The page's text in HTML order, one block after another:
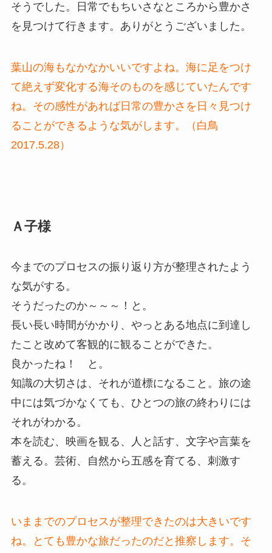
そうでした。日常でもちいさなところから豊かさ
を見つけて行きます。ありがとうございました。
葉山の海もなかなかいいですよね。海に足をつけ
て絶えず変化する海そのものを感じていたんです
ね。その感性があれば日常の豊かさを日々見つけ
ることができるような気がします。（白鳥
2017.5.28）
Ａ子様
今までのプロセスの振り返り方が整理されたよう
な気がする。
そうだったのか～～～！と。
長い長い時間がかかり、やっとある地点に到達し
たこと改めて客観的に観ることができた。
良かったね！ と。
知識の大切さは、それが道標になること。旅の途
中には気づかなくても、ひとつの旅の終わりには
それがわかる。
本を読む、映画を観る、人と話す、文字や言葉を
蓄える。芸術、自然から五感を育てる、刺激す
る。
いままでのプロセスが整理できたのは大きいです
ね。とても豊かな旅だったのだと推察します。そ